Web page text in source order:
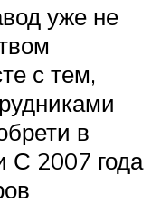
уже не
с тем,
в
С 2007 года